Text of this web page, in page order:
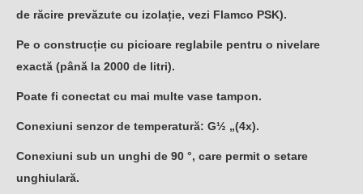
de răcire prevăzute cu izolație, vezi Flamco PSK).
Pe o construcție cu picioare reglabile pentru o nivelare
exactă (până la 2000 de litri).
Poate fi conectat cu mai multe vase tampon.
Conexiuni senzor de temperatură: G½ „(4x).
Conexiuni sub un unghi de 90 °, care permit o setare
unghiulară.